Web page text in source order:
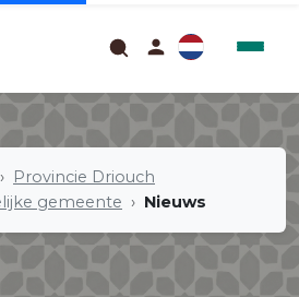
Provincie Driouch
gemeente
Nieuws